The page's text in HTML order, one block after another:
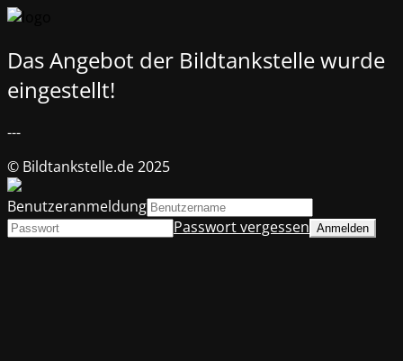
Das Angebot der Bildtankstelle wurde
eingestellt!
---
© Bildtankstelle.de 2025
Benutzeranmeldung
Passwort vergessen